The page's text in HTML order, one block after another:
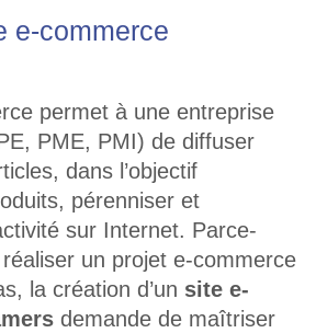
e-commerce
permet à une entreprise
PME, PMI) de diffuser
dans l’objectif
pérenniser et
sur Internet. Parce-
un projet e-commerce
la création d’un site e-
demande de maîtriser